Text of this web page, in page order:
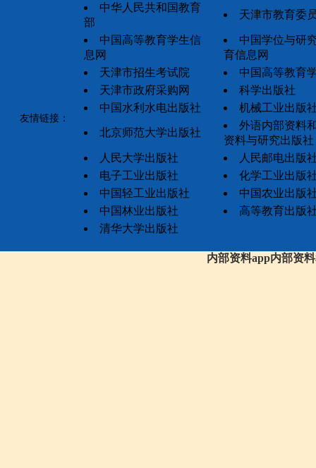
友情链接：
中华人民共和国教育
部
天津市教育委
中国高等教育学生信
息网
中国学位与研
育信息网
天津市招生考试院
中国高等教育
天津市政府采购网
科学出版社
中国水利水电出版社
机械工业出版
北京师范大学出版社
外语内部资料
资料与研究出版社
人民大学出版社
人民邮电出版
电子工业出版社
化学工业出版
中国轻工业出版社
中国农业出版
中国林业出版社
高等教育出版
清华大学出版社
内部资料app内部资